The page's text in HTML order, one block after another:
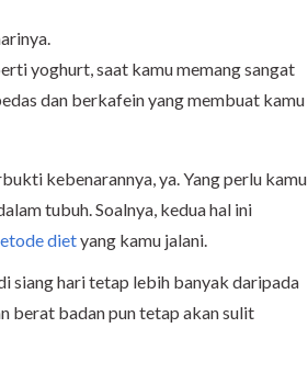
yoghurt, saat kamu memang sangat
dan berkafein yang membuat kamu
kebenarannya, ya. Yang perlu kamu
tubuh. Soalnya, kedua hal ini
dietyang kamu jalani.
siang hari tetap lebih banyak daripada
berat badan pun tetap akan sulit